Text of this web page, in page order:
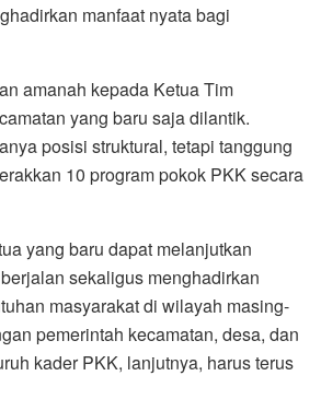
manfaat nyata bagi
amanah kepada Ketua Tim
yang baru saja dilantik.
posisi struktural, tetapi tanggung
10 program pokok PKK secara
yang baru dapat melanjutkan
sekaligus menghadirkan
masyarakat di wilayah masing-
pemerintah kecamatan, desa, dan
kader PKK, lanjutnya, harus terus